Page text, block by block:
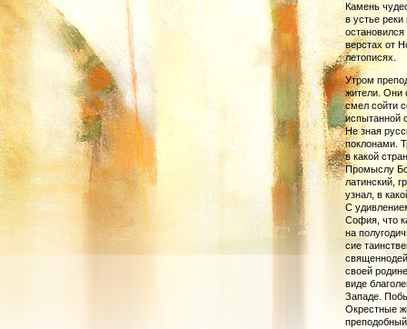
Камень
в устье
остановился
верстах от
летописях.
Утром
жители. Они
смел сойти
испытанной
Не зная
поклонами.
в какой
Промыслу
латинский,
узнал, в
С
София, что
на
сие
своей
виде
Западе.
Окрестные